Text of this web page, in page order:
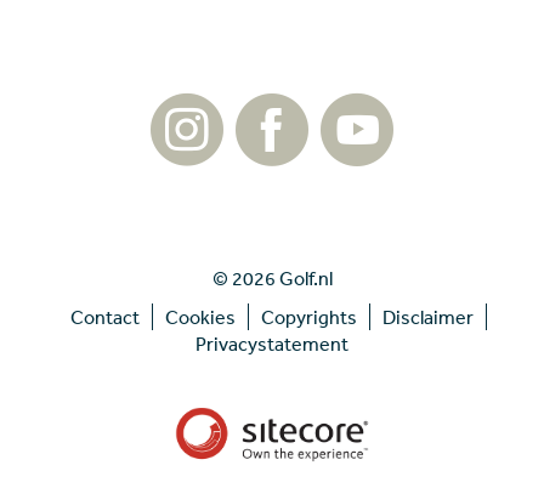
© 2026 Golf.nl
Contact
Cookies Copyrights
Disclaimer
Privacystatement